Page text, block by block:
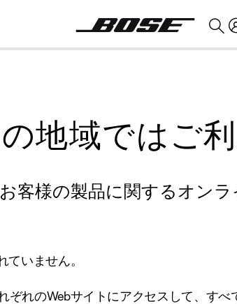
地域ではご
客様の製品に関するオン
いません。
れのWebサイトにアクセスして、す